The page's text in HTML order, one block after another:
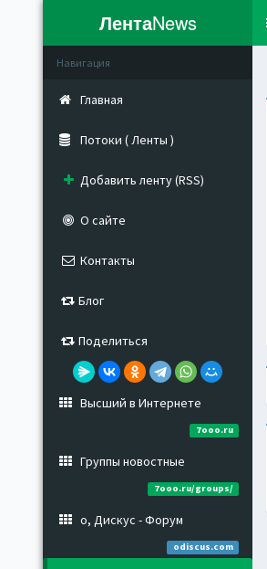
ЛентаNews
Навигация
Главная
Потоки ( Ленты )
Добавить ленту (RSS)
О сайте
Контакты
Блог
Поделиться
Высший в Интернете
7ooo.ru
Группы новостные
7ooo.ru/groups/
о, Дискус - Форум
odiscus.com